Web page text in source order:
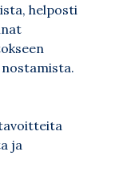
helposti
ja